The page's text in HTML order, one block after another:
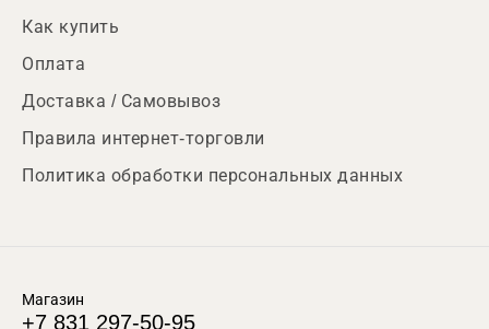
Как купить
Оплата
Доставка / Самовывоз
Правила интернет-торговли
Политика обработки персональных данных
Магазин
+7 831 297-50-95